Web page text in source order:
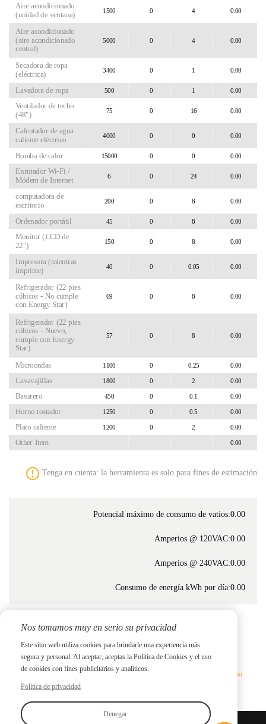
Aire acondicionado
(unidad de ventana)
Aire acondicionado
(aire acondicionado
central)
Secadora de ropa
(eléctrica)
Lavadora de ropa
Ventilador de techo
(48")
Calentador de agua
caliente eléctrico
Bomba de calor
Enrutador Wi-Fi /
Módem de Internet
computadora de
escritorio
Ordenador portátil
Monitor (LCD de
22")
Impresora (mientras
imprime)
Refrigerador (22 pies
cúbicos - No cumple
con Energy Star)
Refrigerador (22 pies
cúbicos - Nuevo,
cumple con Energy
Star)
Microondas
Lavavajillas
Basurero
Horno tostador
Plato caliente
Other Item
Tenga en cuenta: la herramienta es solo para fines de estimación
Potencial máximo de consumo de vatios:0.00
Amperios @ 120VAC:0.00
Amperios @ 240VAC:0.00
Consumo de energía kWh por día:0.00
cotización
He leído y estoy de acuerdoPolítica de privacidad Términos de servicio
Nos tomamos muy en serio su privacidad
Este sitio web utiliza cookies para brindarle una experiencia más
segura y personal. Al aceptar, aceptas la Política de Cookies y el uso
de cookies con fines publicitarios y analíticos.
Política de privacidad
Denegar